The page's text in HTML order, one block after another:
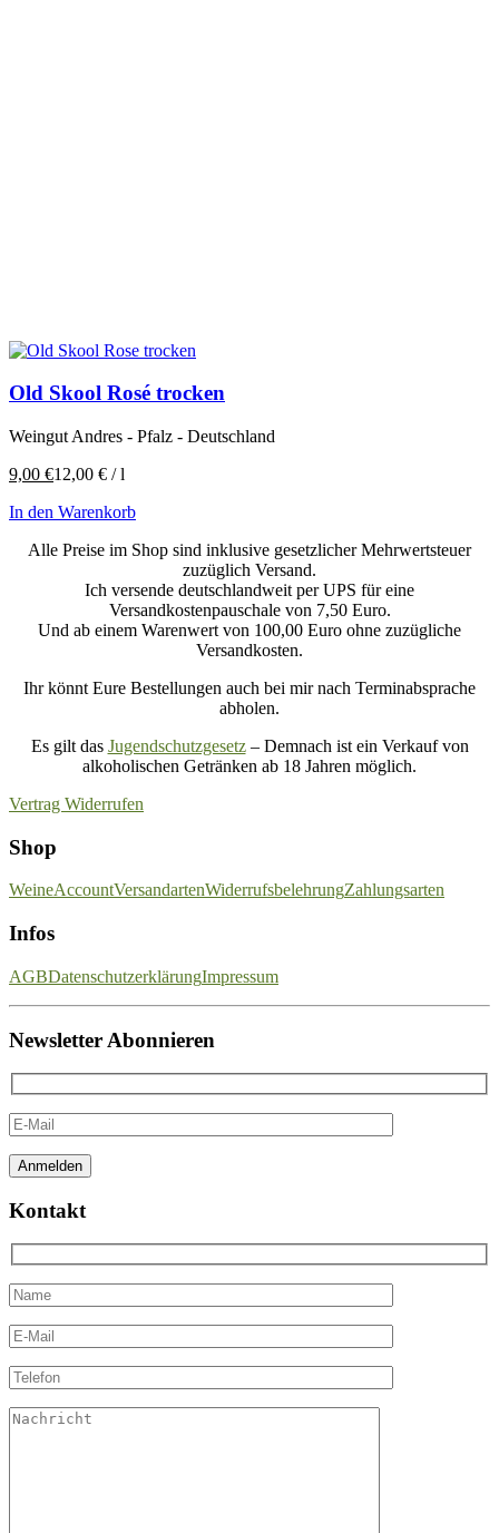
Old Skool Rosé trocken
Weingut Andres - Pfalz - Deutschland
9,00 €12,00 € /l
In den Warenkorb
Alle Preise im Shop sind inklusive gesetzlicher Mehrwertsteuer
zuzüglich Versand.
Ich versende deutschlandweit per UPS für eine
Versandkostenpauschale von 7,50 Euro.
Und ab einem Warenwert von 100,00 Euro ohne zuzügliche
Versandkosten.
Ihr könnt Eure Bestellungen auch bei mir nach Terminabsprache
abholen.
Es gilt das Jugendschutzgesetz– Demnach ist ein Verkauf von
alkoholischen Getränken ab 18 Jahren möglich.
Vertrag Widerrufen
Shop
WeineAccountVersandartenWiderrufsbelehrungZahlungsarten
Infos
AGBDatenschutzerklärungImpressum
Newsletter Abonnieren
Kontakt